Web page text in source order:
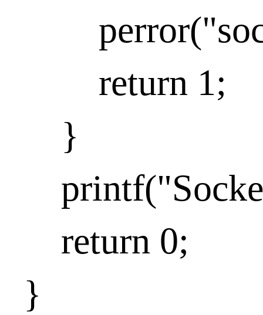
return 1;
}
return 0;
}